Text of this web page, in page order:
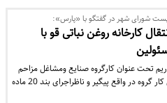
شورای شهر در گفتگو با «پارس»:
کارخانه روغن نباتی قو با
تحت عنوان کارگروه صنایع ومشاغل مزاحم
شهری که این کار گروه در واقع پیگیر و ناظراجرای بند 20 ماده